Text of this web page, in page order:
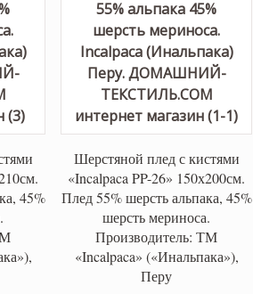
45%
Шерстяной плед с кистями
«Incalpaca PP-26» 150х200см.
Плед 55% шерсть альпака, 45%
шерсть мериноса.
Производитель: ТМ
«Incalpaca» («Инальпака»),
Перу